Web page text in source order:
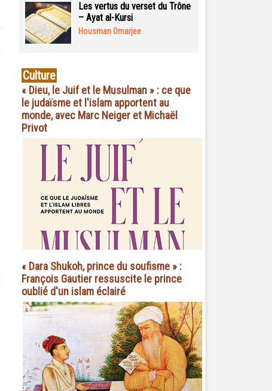
Les vertus du verset du Trône
– Ayat al-Kursi
Housman Omarjee
Culture
« Dieu, le Juif et le Musulman » : ce que
le judaïsme et l'islam apportent au
monde, avec Marc Neiger et Michaël
Privot
« Dara Shukoh, prince du soufisme » :
François Gautier ressuscite le prince
oublié d'un islam éclairé